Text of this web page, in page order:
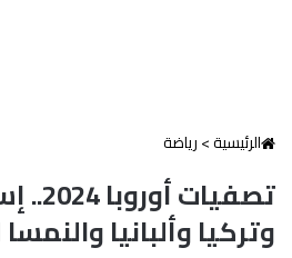
الرئيسية>رياضة
وتركيا وألبانيا